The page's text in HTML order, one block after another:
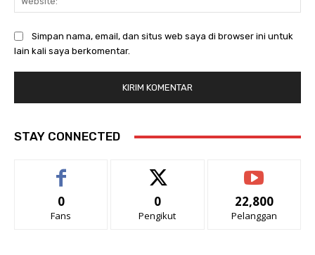
Simpan nama, email, dan situs web saya di browser ini untuk
lain kali saya berkomentar.
STAY CONNECTED
0
Fans
0
Pengikut
22,800
Pelanggan